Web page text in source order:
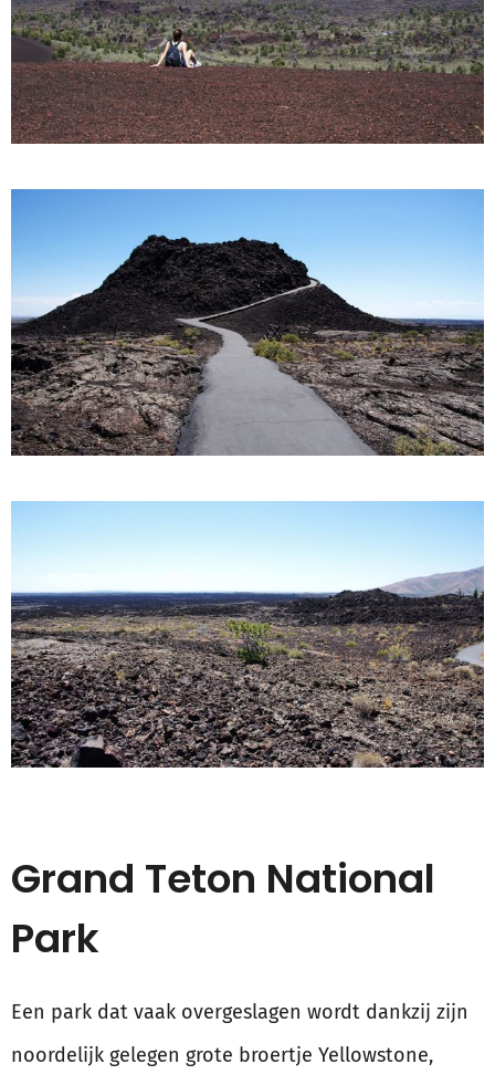
Grand Teton National
Park
Een park dat vaak overgeslagen wordt dankzij zijn
noordelijk gelegen grote broertje Yellowstone,